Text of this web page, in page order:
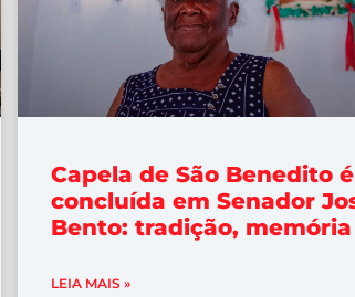
Capela de São Benedito é
concluída em Senador
Bento: tradição, memória
juntas.
LEIA MAIS »